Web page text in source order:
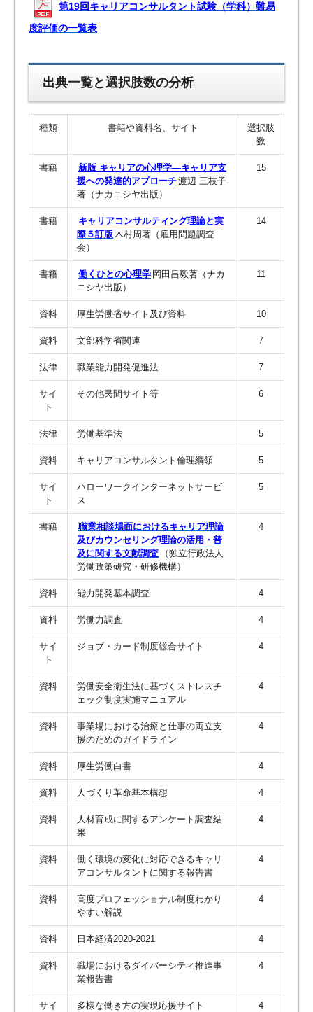
第19回キャリアコンサルタント試験（学科）難易
度評価の一覧表
出典一覧と選択肢数の分析
種類 書籍や資料名、サイト
選択肢
数
書籍
新版 キャリアの心理学―キャリア支
援への発達的アプローチ渡辺 三枝子
著（ナカニシヤ出版）
15
書籍
キャリアコンサルティング理論と実
際５訂版木村周著（雇用問題調査
会）
14
書籍 働くひとの心理学 岡田昌毅著（ナカ
ニシヤ出版）
11
資料 厚生労働省サイト及び資料 10
資料 文部科学省関連 7
法律 職業能力開発促進法 7
サイ
ト
その他民間サイト等 6
法律 労働基準法 5
資料 キャリアコンサルタント倫理綱領 5
サイ
ト
ハローワークインターネットサービ
ス
5
書籍
職業相談場面におけるキャリア理論
及びカウンセリング理論の活用・普
及に関する文献調査
（独立行政法人
労働政策研究・研修機構）
4
資料 能力開発基本調査 4
資料 労働力調査 4
サイ
ト
ジョブ・カード制度総合サイト 4
資料
労働安全衛生法に基づくストレスチ
ェック制度実施マニュアル
4
資料
事業場における治療と仕事の両立支
援のためのガイドライン
4
資料 厚生労働白書 4
資料 人づくり革命基本構想 4
資料
人材育成に関するアンケート調査結
果
4
資料
働く環境の変化に対応できるキャリ
アコンサルタントに関する報告書
4
資料
高度プロフェッショナル制度わかり
やすい解説
4
資料 日本経済2020-2021 4
資料
職場におけるダイバーシティ推進事
業報告書
4
サイ
多様な働き方の実現応援サイト 4